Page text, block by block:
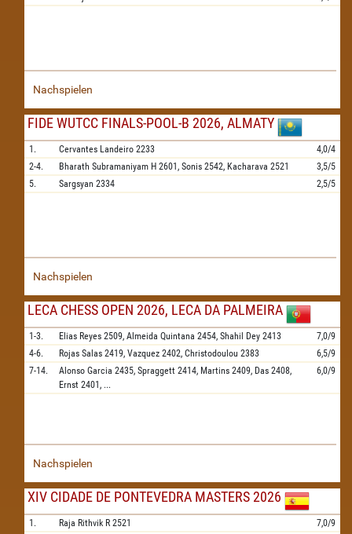
Nachspielen
FIDE WUTCC FINALS-POOL-B 2026, ALMATY
1. Cervantes Landeiro 2233
4,0/4
2-4.
Bharath Subramaniyam H 2601, Sonis 2542, Kacharava 2521
3,5/5
5.
Sargsyan 2334 2,5/5
Nachspielen
LECA CHESS OPEN 2026, LECA DA PALMEIRA
1-3. Elias Reyes 2509, Almeida Quintana 2454, Shahil Dey 2413
7,0/9
4-6.
Rojas Salas 2419, Vazquez 2402, Christodoulou 2383
6,5/9
7-14.
Alonso Garcia 2435, Spraggett 2414, Martins 2409, Das 2408,
Ernst 2401, ...
6,0/9
Nachspielen
XIV CIDADE DE PONTEVEDRA MASTERS 2026
1. Raja Rithvik R 2521
7,0/9